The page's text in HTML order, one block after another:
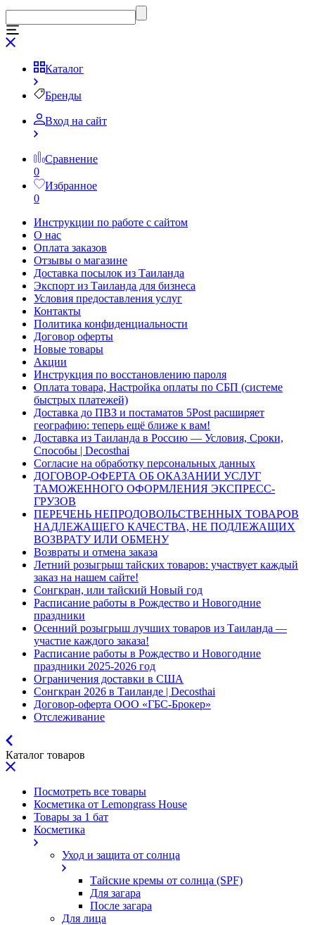
Каталог
Бренды
Вход на сайт
Сравнение
0
Избранное
0
Инструкции по работе с сайтом
О нас
Оплата заказов
Отзывы о магазине
Доставка посылок из Таиланда
Экспорт из Таиланда для бизнеса
Условия предоставления услуг
Контакты
Политика конфиденциальности
Договор оферты
Новые товары
Акции
Инструкция по восстановлению пароля
Оплата товара, Настройка оплаты по СБП (системе
быстрых платежей)
Доставка до ПВЗ и постаматов 5Post расширяет
географию: теперь ещё ближе к вам!
Доставка из Таиланда в Россию — Условия, Сроки,
Способы | Decosthai
Согласие на обработку персональных данных
ДОГОВОР-ОФЕРТА ОБ ОКАЗАНИИ УСЛУГ
ТАМОЖЕННОГО ОФОРМЛЕНИЯ ЭКСПРЕСС-
ГРУЗОВ
ПЕРЕЧЕНЬ НЕПРОДОВОЛЬСТВЕННЫХ ТОВАРОВ
НАДЛЕЖАЩЕГО КАЧЕСТВА, НЕ ПОДЛЕЖАЩИХ
ВОЗВРАТУ ИЛИ ОБМЕНУ
Возвраты и отмена заказа
Летний розыгрыш тайских товаров: участвует каждый
заказ на нашем сайте!
Сонгкран, или тайский Новый год
Расписание работы в Рождество и Новогодние
праздники
Осенний розыгрыш лучших товаров из Таиланда —
участие каждого заказа!
Расписание работы в Рождество и Новогодние
праздники 2025-2026 год
Ограничения доставки в США
Сонгкран 2026 в Таиланде | Decosthai
Договор-оферта ООО «ГБС-Брокер»
Отслеживание
Каталог товаров
Посмотреть все товары
Косметика от Lemongrass House
Товары за 1 бат
Косметика
Уход и защита от солнца
Тайские кремы от солнца (SPF)
Для загара
После загара
Для лица